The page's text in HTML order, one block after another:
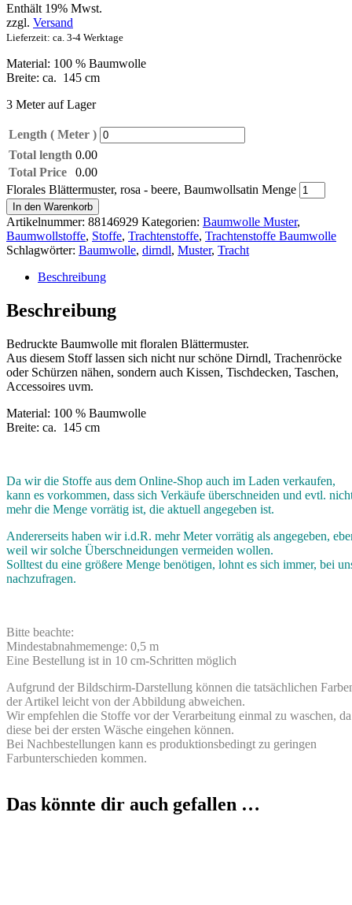
Enthält 19% Mwst.
zzgl. Versand
Lieferzeit: ca. 3-4 Werktage
Material: 100 % Baumwolle
Breite: ca. 145 cm
3 Meter auf Lager
Length ( Meter )
Total length 0.00
Total Price
0.00
Florales Blättermuster, rosa - beere, Baumwollsatin Menge
In den Warenkorb
Artikelnummer: 88146929 Kategorien: Baumwolle Muster,
Baumwollstoffe, Stoffe, Trachtenstoffe, Trachtenstoffe Baumwolle
Schlagwörter: Baumwolle, dirndl, Muster, Tracht
Beschreibung
Beschreibung
Bedruckte Baumwolle mit floralen Blättermuster.
Aus diesem Stoff lassen sich nicht nur schöne Dirndl, Trachenröcke
oder Schürzen nähen, sondern auch Kissen, Tischdecken, Taschen,
Accessoires uvm.
Material: 100 % Baumwolle
Breite: ca. 145 cm
Da wir die Stoffe aus dem Online-Shop auch im Laden verkaufen,
kann es vorkommen, dass sich Verkäufe überschneiden und evtl.
mehr die Menge vorrätig ist, die aktuell angegeben ist.
Andererseits haben wir i.d.R. mehr Meter vorrätig als angegeben,
weil wir solche Überschneidungen vermeiden wollen.
Solltest du eine größere Menge benötigen, lohnt es sich immer, bei
nachzufragen.
Bitte beachte:
Mindestabnahmemenge: 0,5 m
Eine Bestellung ist in 10 cm-Schritten möglich
Aufgrund der Bildschirm-Darstellung können die tatsächlichen
der Artikel leicht von der Abbildung abweichen.
Wir empfehlen die Stoffe vor der Verarbeitung einmal zu waschen, da
diese bei der ersten Wäsche eingehen können.
Bei Nachbestellungen kann es produktionsbedingt zu geringen
Farbunterschieden kommen.
Das könnte dir auch gefallen …